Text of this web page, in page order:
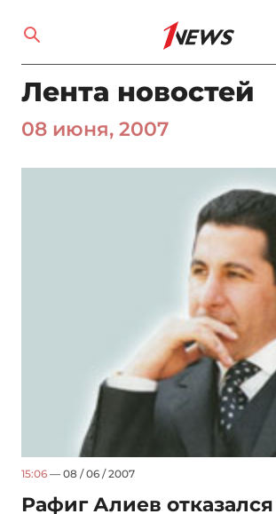
Лента новостей
08 июня, 2007
15:06 — 08 / 06 / 2007
Рафиг Алиев отказался